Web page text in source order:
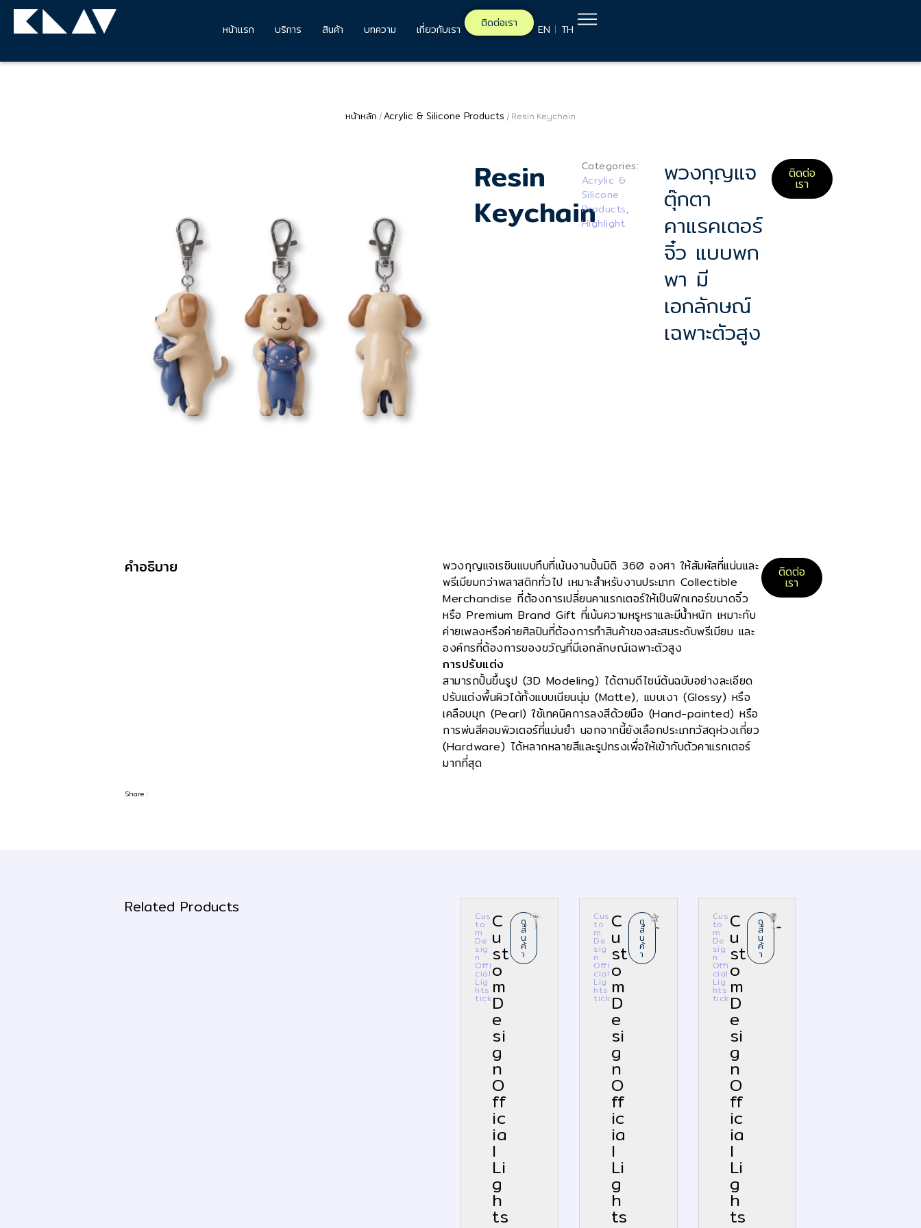
หน้าแรก บริการ สินค้า บทความ เกี่ยวกับเรา ติดต่อเรา EN TH
หน้าหลัก /Acrylic & Silicone Products / Resin Keychain
Resin
Keychain
Categories:
Acrylic &
Silicone
Products,
Highlight
พวงกุญแจ
ตุ๊กตา
คาแรคเตอร์
จิ๋ว แบบพก
พา มี
เอกลักษณ์
เฉพาะตัวสูง
ติดต่อ
เรา
คำอธิบาย
พวงกุญแจเรซินแบบทึบที่เน้นงานปั้นมิติ 360 องศา ให้สัมผัสที่แน่นและ
พรีเมียมกว่าพลาสติกทั่วไป เหมาะสำหรับงานประเภท Collectible
Merchandise ที่ต้องการเปลี่ยนคาแรกเตอร์ให้เป็นฟิกเกอร์ขนาดจิ๋ว
หรือ Premium Brand Gift ที่เน้นความหรูหราและมีน้ำหนัก เหมาะกับ
ค่ายเพลงหรือค่ายศิลปินที่ต้องการทำสินค้าของสะสมระดับพรีเมียม และ
องค์กรที่ต้องการของขวัญที่มีเอกลักษณ์เฉพาะตัวสูง
การปรับแต่ง
สามารถปั้นขึ้นรูป (3D Modeling) ได้ตามดีไซน์ต้นฉบับอย่างละเอียด
ปรับแต่งพื้นผิวได้ทั้งแบบเนียนนุ่ม (Matte), แบบเงา (Glossy) หรือ
เคลือบมุก (Pearl) ใช้เทคนิคการลงสีด้วยมือ (Hand-painted) หรือ
การพ่นสีคอมพิวเตอร์ที่แม่นยำ นอกจากนี้ยังเลือกประเภทวัสดุห่วงเกี่ยว
(Hardware) ได้หลากหลายสีและรูปทรงเพื่อให้เข้ากับตัวคาแรกเตอร์
มากที่สุด
ติดต่อ
เรา
Share :
Related Products Cus
to
m
De
sig
n
Offi
cial
Lig
hts
tick
C
u
st
o
m
D
e
si
g
n
O
ff
ic
ia
l
Li
g
h
ts
ดู
สิ
น
ค้
า
Cus
to
m
De
sig
n
Offi
cial
Lig
hts
tick
C
u
st
o
m
D
e
si
g
n
O
ff
ic
ia
l
Li
g
h
ts
ดู
สิ
น
ค้
า
Cus
to
m
De
sig
n
Offi
cial
Lig
hts
tick
C
u
st
o
m
D
e
si
g
n
O
ff
ic
ia
l
Li
g
h
ts
ดู
สิ
น
ค้
า